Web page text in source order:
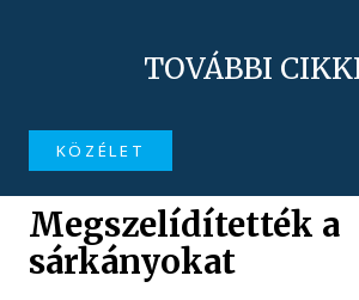
TOVÁBBI
KÖZÉLET
Megszelídítették a
sárkányokat